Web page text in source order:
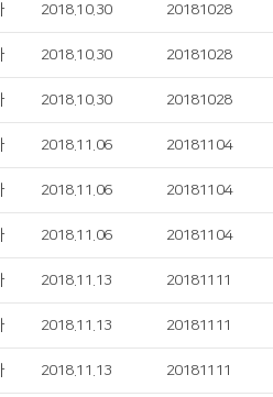
2018.10.30 20181028
2018.10.30 20181028
2018.10.30 20181028
2018.11.06 20181104
2018.11.06 20181104
2018.11.06 20181104
2018.11.13 20181111
2018.11.13 20181111
2018.11.13 20181111